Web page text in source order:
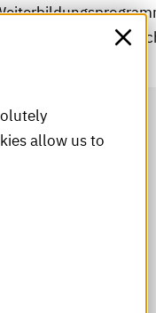
Anmeldung ist
allow us to